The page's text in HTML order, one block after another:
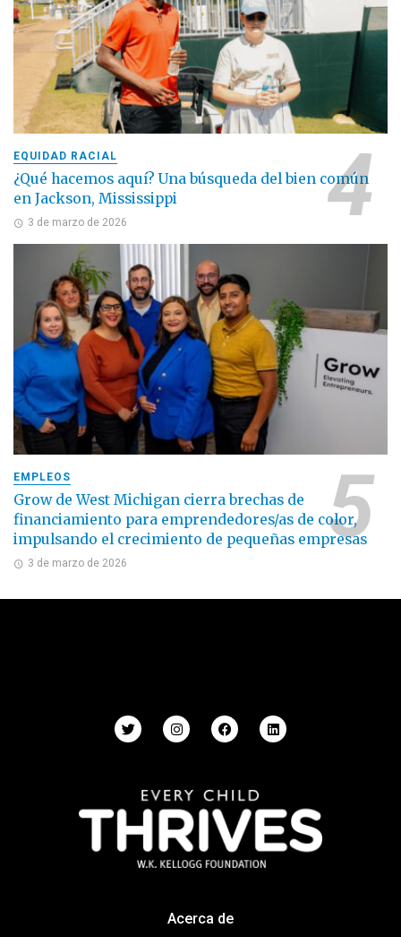
EQUIDAD RACIAL
¿Qué hacemos aquí? Una búsqueda del bien común
en Jackson, Mississippi
3 de marzo de 2026
EMPLEOS
Grow de West Michigan cierra brechas de
financiamiento para emprendedores/as de color,
impulsando el crecimiento de pequeñas empresas
3 de marzo de 2026
Acerca de